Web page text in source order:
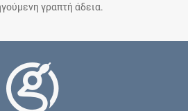
γραπτή άδεια.